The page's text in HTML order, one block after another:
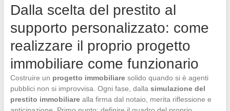
Dalla scelta del prestito al
supporto personalizzato: come
realizzare il proprio progetto
immobiliare come funzionario
Costruire un progetto immobiliaresolido quando si è agenti
pubblici non si improvvisa. Ogni fase, dalla simulazione del
prestito immobiliarealla firma dal notaio, merita riflessione e